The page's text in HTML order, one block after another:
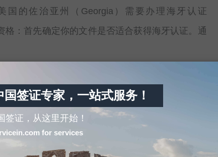
的佐治亚州（Georgia）需要办理海牙认证
格：首先确定你的文件是否适合获得海牙认证。通
南
证，又称Apostille（法语词汇，意为“认证”），
的一种简化公证程序。海牙公约的目的 […]
国签证专家，一站式服务！
签证，从这里开始！
for services